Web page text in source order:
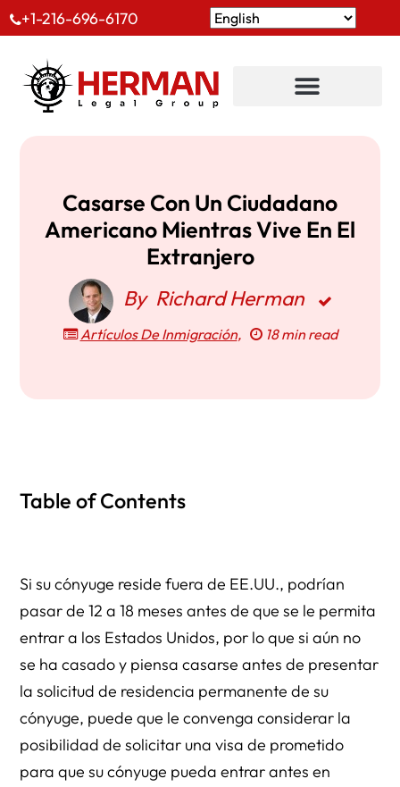
+1-216-696-6170
Casarse Con Un Ciudadano
Americano Mientras Vive En El
Extranjero
By Richard Herman
Artículos De Inmigración, 18 min read
Table of Contents
Si su cónyuge reside fuera de EE.UU., podrían
pasar de 12 a 18 meses antes de que se le permita
entrar a los Estados Unidos, por lo que si aún no
se ha casado y piensa casarse antes de presentar
la solicitud de residencia permanente de su
cónyuge, puede que le convenga considerar la
posibilidad de solicitar una visa de prometido
para que su cónyuge pueda entrar antes en